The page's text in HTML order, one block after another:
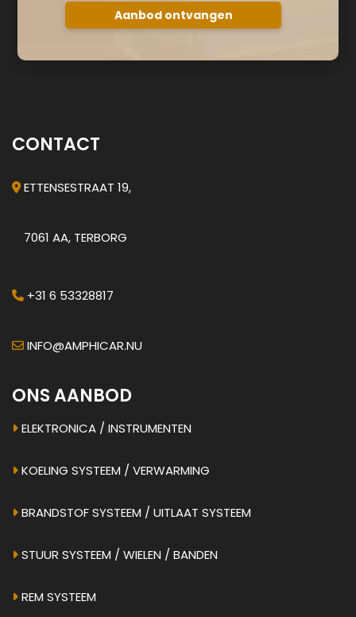
CONTACT
ETTENSESTRAAT 19,
7061 AA, TERBORG
+31 6 53328817
INFO@AMPHICAR.NU
ONS AANBOD
ELEKTRONICA / INSTRUMENTEN
KOELING SYSTEEM / VERWARMING
BRANDSTOF SYSTEEM / UITLAAT SYSTEEM
STUUR SYSTEEM / WIELEN / BANDEN
REM SYSTEEM